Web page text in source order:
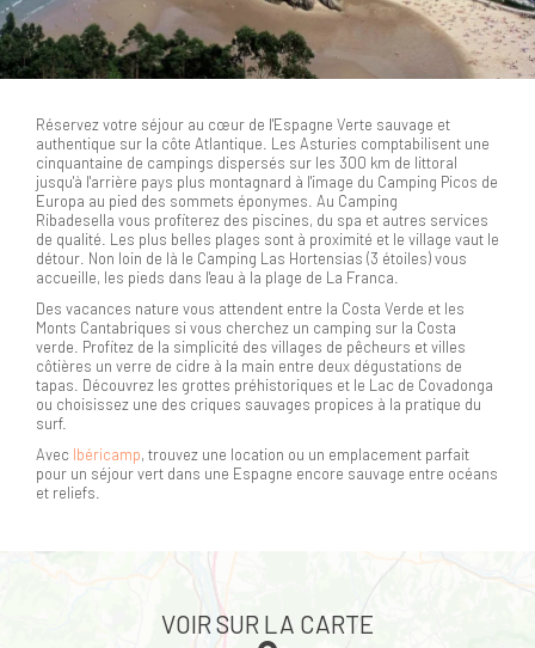
Réservez votre séjour au cœur de l'Espagne Verte sauvage et
authentique sur la côte Atlantique. Les Asturies comptabilisent une
cinquantaine de campings dispersés sur les 300 km de littoral
jusqu'à l'arrière pays plus montagnard à l'image du Camping Picos de
Europa au pied des sommets éponymes. Au Camping
Ribadesella vous profiterez des piscines, du spa et autres services
de qualité. Les plus belles plages sont à proximité et le village vaut le
détour. Non loin de là le Camping Las Hortensias (3 étoiles) vous
accueille, les pieds dans l'eau à la plage de La Franca.
Des vacances nature vous attendent entre la Costa Verde et les
Monts Cantabriques si vous cherchez un camping sur la Costa
verde. Profitez de la simplicité des villages de pêcheurs et villes
côtières un verre de cidre à la main entre deux dégustations de
tapas. Découvrez les grottes préhistoriques et le Lac de Covadonga
ou choisissez une des criques sauvages propices à la pratique du
surf.
Avec Ibéricamp, trouvez une location ou un emplacement parfait
pour un séjour vert dans une Espagne encore sauvage entre océans
et reliefs.
VOIR SUR LA CARTE